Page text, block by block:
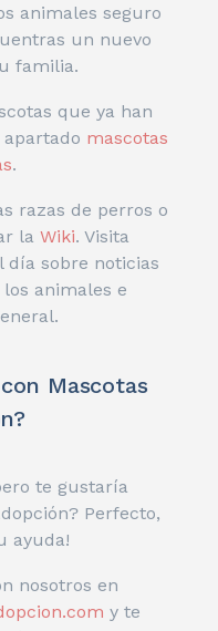
animales seguro
un nuevo
familia.
que ya han
mascotas
.
razas de perros o
la Wiki. Visita
día sobre noticias
animales e
Mascotas
te gustaría
Perfecto,
ayuda!
nosotros en
y te